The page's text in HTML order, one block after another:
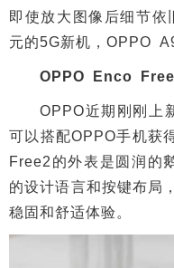
即使放大图像后细节
元的5G新机，OPPO
OPPO Enco Free2
OPPO近期刚刚上新
可以搭配OPPO手机获
Free2的外表是圆润的
的设计语言和按键布局
稳固和舒适体验。